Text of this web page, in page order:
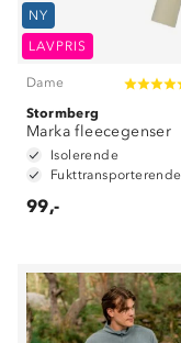
NY
LAVPRIS
Dame
Stormberg
Marka fleecegenser
Isolerende
Fukttransporterende
99,-